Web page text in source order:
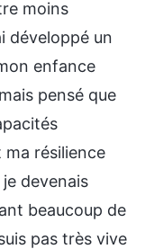
moins
développé un
enfance
pensé que
ma résilience
devenais
beaucoup de
pas très vive